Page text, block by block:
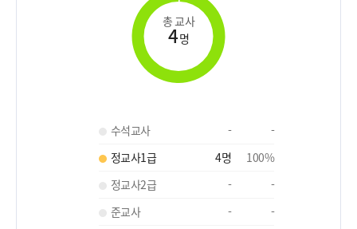
총 교사
4명
수석교사 -
-
정교사1급
4명 100%
정교사2급
-
-
준교사
-
-